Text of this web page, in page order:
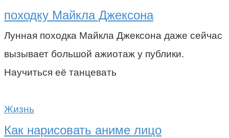
походку Майкла Джексона
Лунная походка Майкла Джексона даже сейчас
вызывает большой ажиотаж у публики.
Научиться её танцевать
Жизнь
Как нарисовать аниме лицо